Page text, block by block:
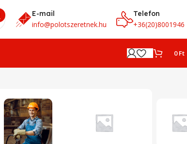
E-mail
info@polotszeretnek.hu
Telefon
+36(20)8001946
0Ft